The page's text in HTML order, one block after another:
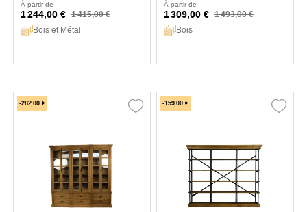
À partir de
1 244,00 € 1 415,00 €
Bois et Métal
À partir de
1 309,00 € 1 493,00 €
Bois
-282,00 € -159,00 €